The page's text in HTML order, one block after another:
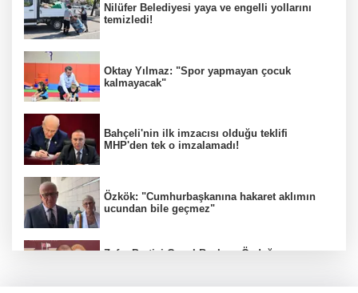
Nilüfer Belediyesi yaya ve engelli yollarını
temizledi!
Oktay Yılmaz: "Spor yapmayan çocuk
kalmayacak"
Bahçeli'nin ilk imzacısı olduğu teklifi
MHP'den tek o imzalamadı!
Özkök: "Cumhurbaşkanına hakaret aklımın
ucundan bile geçmez"
Zafer Partisi Genel Başkanı Özdağ: